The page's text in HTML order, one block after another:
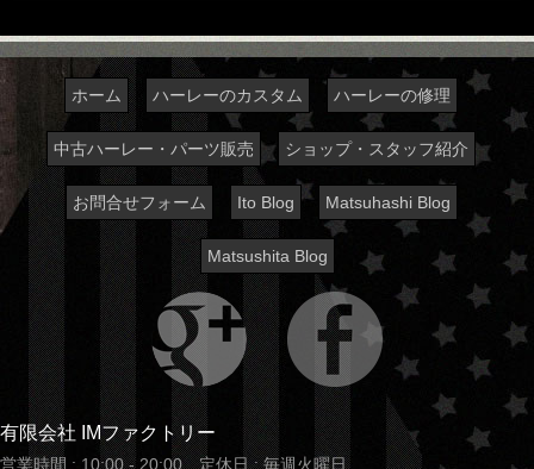
ホーム ハーレーのカスタム ハーレーの修理
中古ハーレー・パーツ販売 ショップ・スタッフ紹介
お問合せフォーム Ito Blog Matsuhashi Blog
Matsushita Blog
有限会社 IMファクトリー
営業時間 : 10:00 - 20:00 定休日 : 毎週火曜日